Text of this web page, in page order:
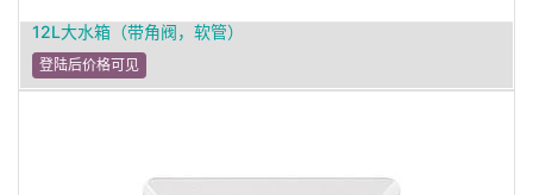
12L大水箱（带角阀，软管）
登陆后价格可见